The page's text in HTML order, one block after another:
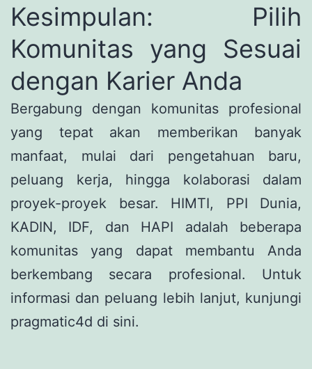
Kesimpulan: Pilih
Komunitas yang Sesuai
dengan Karier Anda
Bergabung dengan komunitas profesional
yang tepat akan memberikan banyak
manfaat, mulai dari pengetahuan baru,
peluang kerja, hingga kolaborasi dalam
proyek-proyek besar. HIMTI, PPI Dunia,
KADIN, IDF, dan HAPI adalah beberapa
komunitas yang dapat membantu Anda
berkembang secara profesional. Untuk
informasi dan peluang lebih lanjut, kunjungi
pragmatic4d di sini.